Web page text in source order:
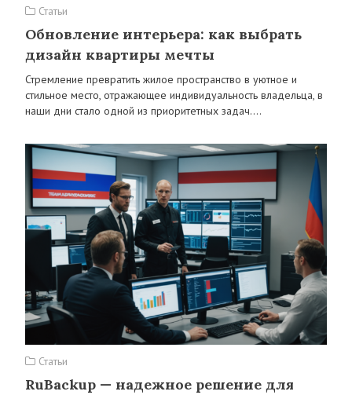
Статьи
Обновление интерьера: как выбрать
дизайн квартиры мечты
Стремление превратить жилое пространство в уютное и
стильное место, отражающее индивидуальность владельца, в
наши дни стало одной из приоритетных задач.…
Статьи
RuBackup — надежное решение для